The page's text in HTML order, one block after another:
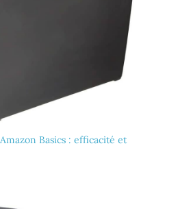
Basics : efficacité et